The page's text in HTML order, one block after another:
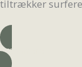
tiltrækker
Læs mere